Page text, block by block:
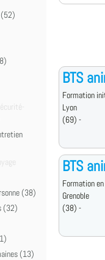
(52)
(38)
(32)
(13)
BTS
Formation
Lyon
(69) -
BTS
Formation
Grenoble
(38) -